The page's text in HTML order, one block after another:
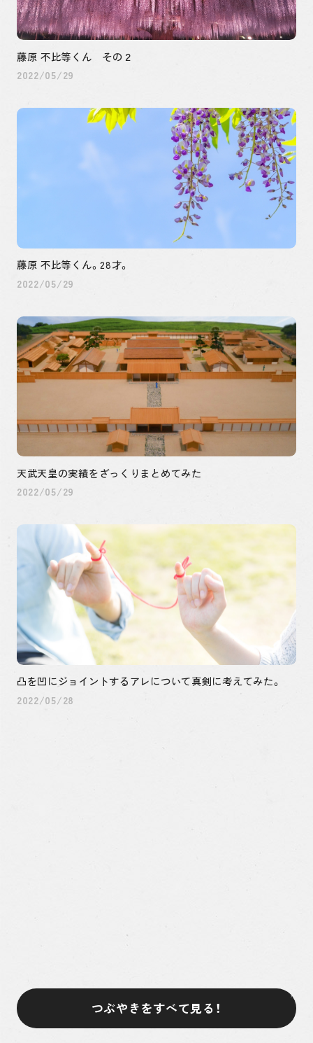
藤原 不比等くん その２
2022/05/29
藤原 不比等くん。28才。
2022/05/29
天武天皇の実績をざっくりまとめてみた
2022/05/29
凸を凹にジョイントするアレについて真剣に考えてみた。
2022/05/28
つぶやきをすべて見る！